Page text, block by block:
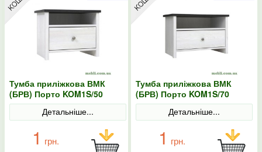
Тумба приліжкова ВМК
(БРВ) Порто KOM1S/50
Джанні/Сосна ларіко
Детальніше...
1 грн.
Тумба приліжкова ВМК
(БРВ) Порто KOM1S/70
Джанні/Сосна ларіко
Детальніше...
1 грн.